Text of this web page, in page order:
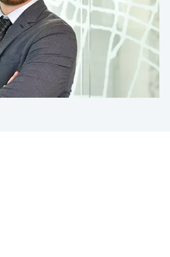
Courant agent
SEINE - 01 84 78 46 50 -
[email protected]
réf.
statut juridique de la
annuelles de
moyen annuel quote-